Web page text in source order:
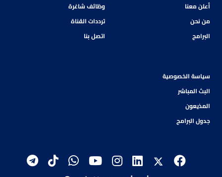
أعلن معنا
من نحن
البرامج
وظائف شاغرة
ترددات القناة
اتصل بنا
سياسة الخصوصية
البث المباشر
المذيعون
جدول البرامج